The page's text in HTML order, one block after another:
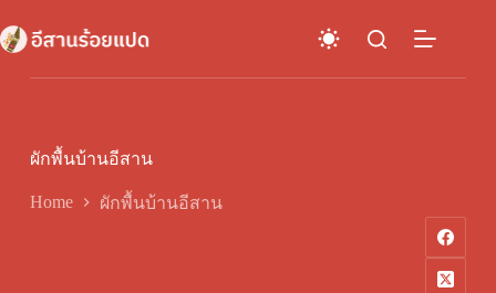
to
content
ผักพื้นบ้านอีสาน
Home ผักพื้นบ้านอีสาน